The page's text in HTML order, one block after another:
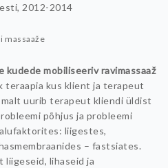
2012-2014
massaaže
mobiliseeriv ravimassaaž
teraapia kus klient ja terapeut
uurib terapeut kliendi üldist
põhjus ja probleemi
liigestes,
– fastsiates.
liigeseid, lihaseid ja